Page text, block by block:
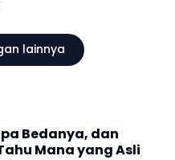
lainnya
Bedanya, dan
Mana yang Asli